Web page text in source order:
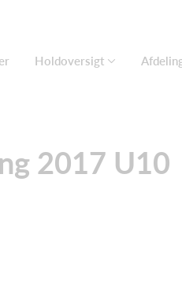
Holdoversigt
2017 U10